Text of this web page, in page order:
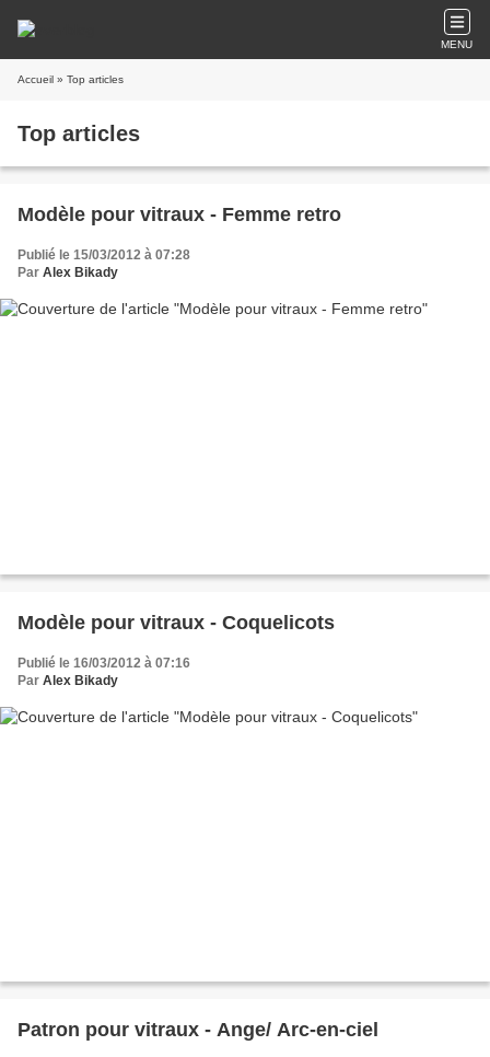
MENU
Accueil » Top articles
Top articles
Modèle pour vitraux - Femme retro
Publié le 15/03/2012 à 07:28
Par Alex Bikady
Modèle pour vitraux - Coquelicots
Publié le 16/03/2012 à 07:16
Par Alex Bikady
Patron pour vitraux - Ange/ Arc-en-ciel